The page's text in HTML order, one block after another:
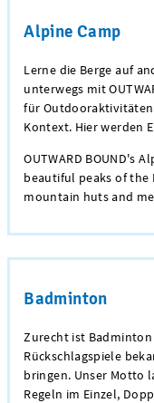
Alpine Camp
Lerne die Berge auf
unterwegs mit
für
Kontext. Hier werden
OUTWARD BOUND's
beautiful peaks of the
mountain huts and
Badminton
Zurecht ist
Rückschlagspiele
bringen. Unser Motto
Regeln im Einzel,